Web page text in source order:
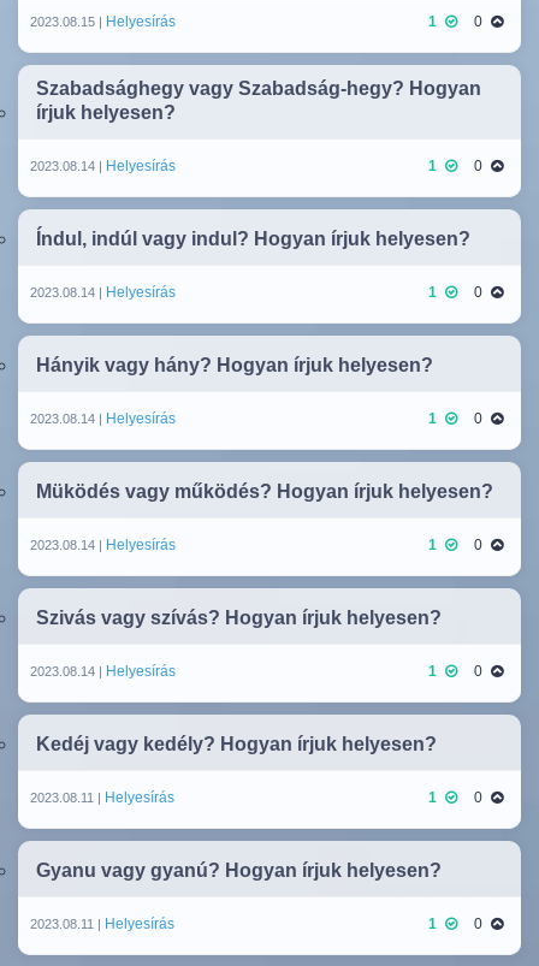
2023.08.15 | Helyesírás 1 0
Szabadsághegy vagy Szabadság-hegy? Hogyan
írjuk helyesen?
2023.08.14 | Helyesírás 1 0
Índul, indúl vagy indul? Hogyan írjuk helyesen?
2023.08.14 | Helyesírás 1 0
Hányik vagy hány? Hogyan írjuk helyesen?
2023.08.14 | Helyesírás 1 0
Müködés vagy működés? Hogyan írjuk helyesen?
2023.08.14 | Helyesírás 1 0
Szivás vagy szívás? Hogyan írjuk helyesen?
2023.08.14 | Helyesírás 1 0
Kedéj vagy kedély? Hogyan írjuk helyesen?
2023.08.11 | Helyesírás 1 0
Gyanu vagy gyanú? Hogyan írjuk helyesen?
2023.08.11 | Helyesírás 1 0